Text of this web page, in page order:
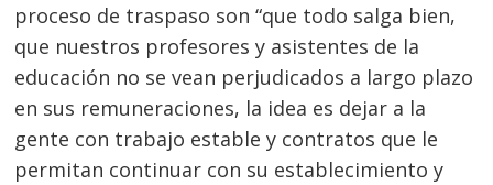
proceso de traspaso son “que todo salga bien,
que nuestros profesores y asistentes de la
educación no se vean perjudicados a largo plazo
en sus remuneraciones, la idea es dejar a la
gente con trabajo estable y contratos que le
permitan continuar con su establecimiento y